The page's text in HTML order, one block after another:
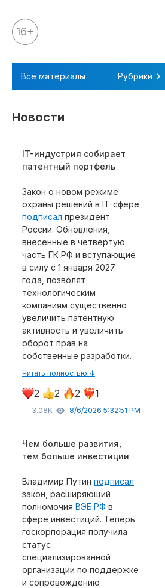
Все материалы
Аналитика
Аналитика
Legal review
События
IP Stories
Квиз
О нас
Календарь
Рубрики
Интеллектуальная
Дизайн и мода
Реклама и маркетинг
Наука и технологии
Образование
Издательское дело
Музыка
Музеи
16+
Все материалы Рубрики
Новости
IT-индустрия собирает
патентный портфель
Закон о новом режиме
охраны решений в IT-сфере
подписал президент
России. Обновления,
внесенные в четвертую
часть ГК РФ и вступающие
в силу с 1 января 2027
года, позволят
технологическим
компаниям существенно
увеличить патентную
активность и увеличить
оборот прав на
собственные разработки.
Читать полностью ↓
2 2 2 1
3.08K 8/6/2026 5:32:51 PM
Чем больше развития,
тем больше инвестиции
Владимир Путин подписал
закон, расширяющий
полномочия ВЭБ.РФ в
сфере инвестиций. Теперь
госкорпорация получила
статус
специализированной
организации по поддержке
и сопровождению